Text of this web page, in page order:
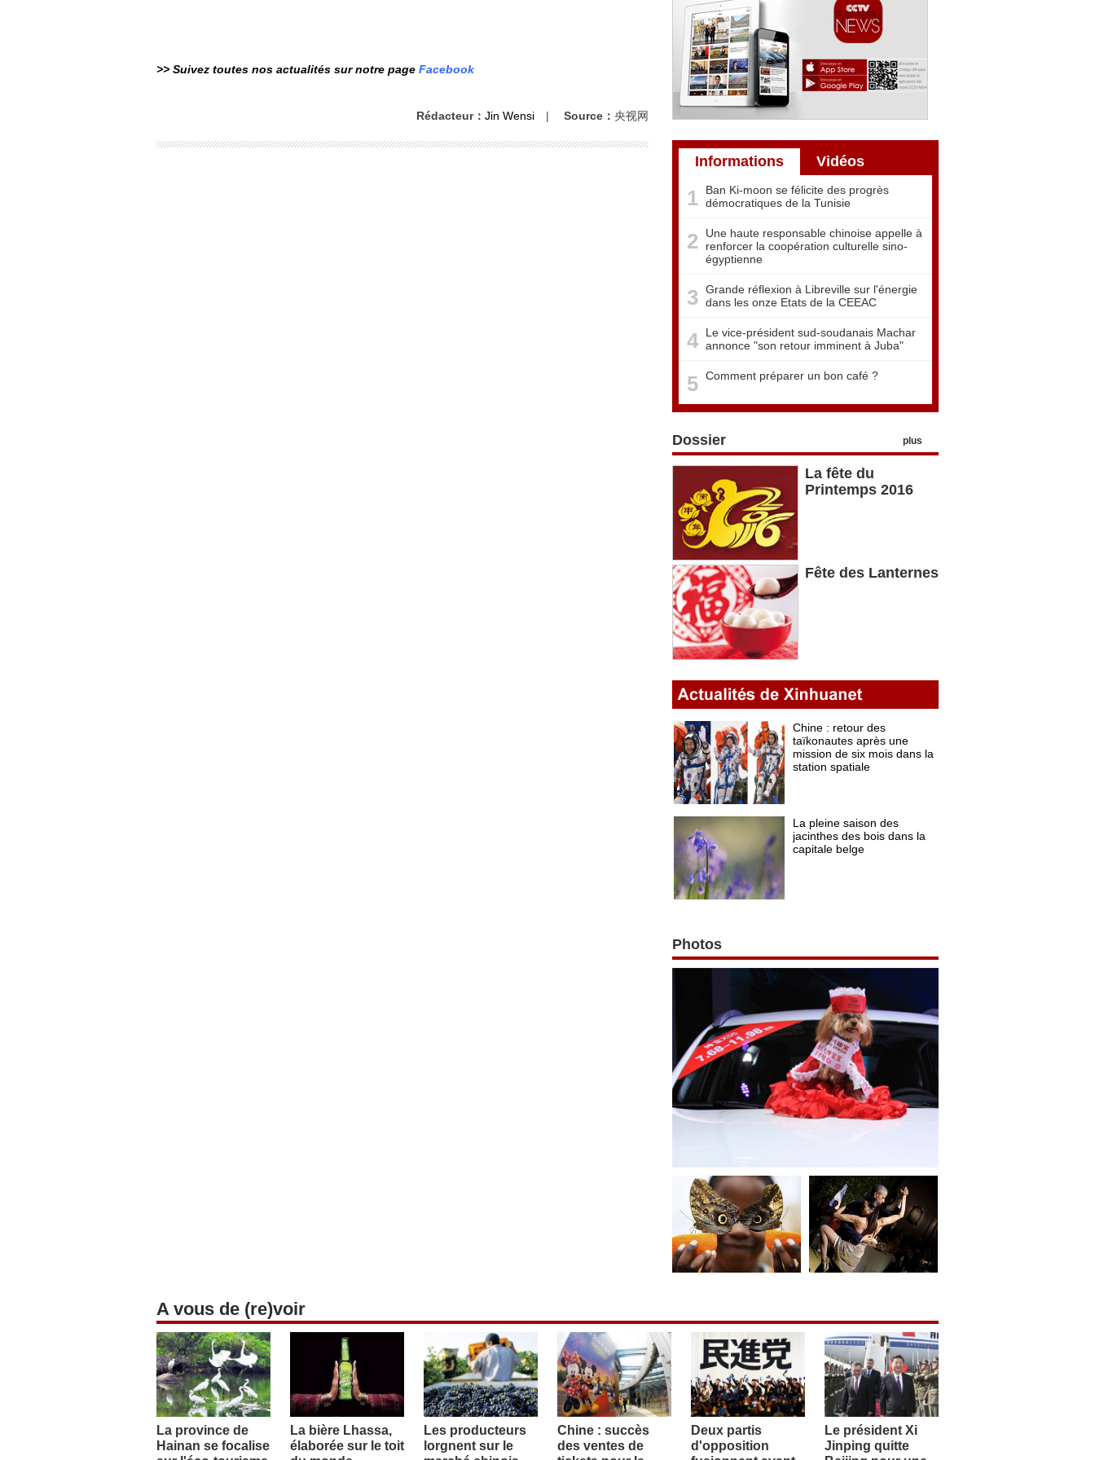
>> Suivez toutes nos actualités sur notre page Facebook
Rédacteur： Jin Wensi | Source： 央视网
Informations Vidéos
1
Ban Ki-moon se félicite des progrès
démocratiques de la Tunisie
2
Une haute responsable chinoise appelle à
renforcer la coopération culturelle sino-
égyptienne
3 Grande réflexion à Libreville sur l'énergie
dans les onze Etats de la CEEAC
4
Le vice-président sud-soudanais Machar
annonce "son retour imminent à Juba"
5 Comment préparer un bon café ?
Dossier plus
La fête du
Printemps 2016
Fête des Lanternes
Photos
A vous de (re)voir
La province de
Hainan se focalise
La bière Lhassa,
élaborée sur le toit
Les producteurs
lorgnent sur le
Chine : succès
des ventes de
Deux partis
d'opposition
Le président Xi
Jinping quitte